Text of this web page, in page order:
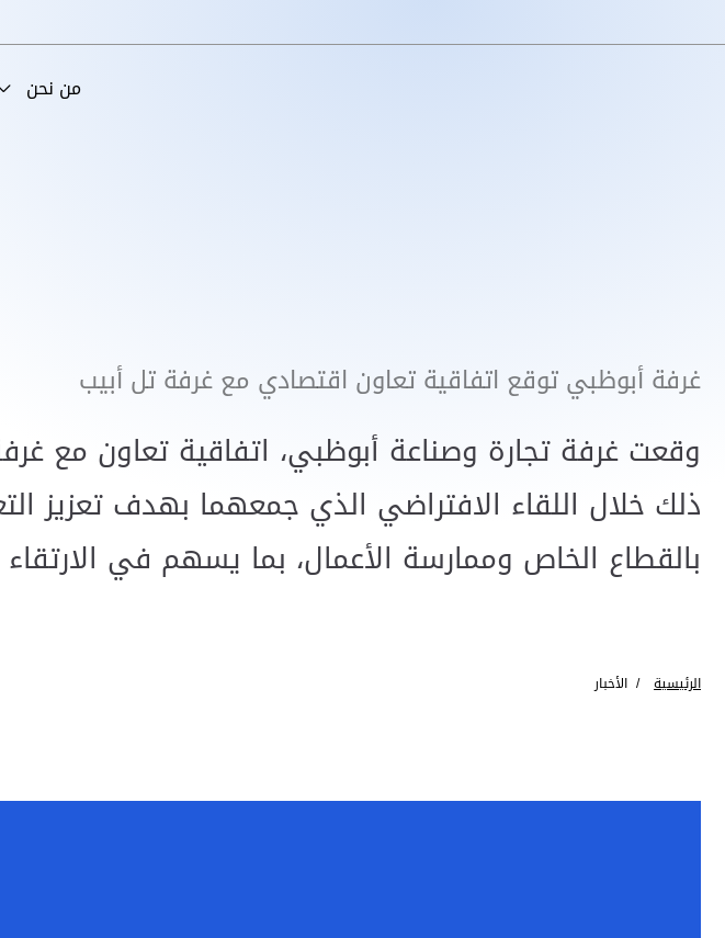
من نحن
غرفة أبوظبي توقع اتفاقية تعاون اقتصادي مع غرفة تل أبيب
وقعت غرفة تجارة وصناعة أبوظبي، اتفاقية تعاون مع
ذلك خلال اللقاء الافتراضي الذي جمعهما بهدف تعزيز
بالقطاع الخاص وممارسة الأعمال، بما يسهم في
الرئيسية الأخبار